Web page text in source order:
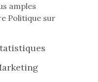
amples
Politique sur